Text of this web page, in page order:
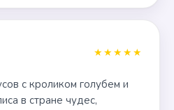
★★★★★
с кроликом голубем и
в стране чудес,